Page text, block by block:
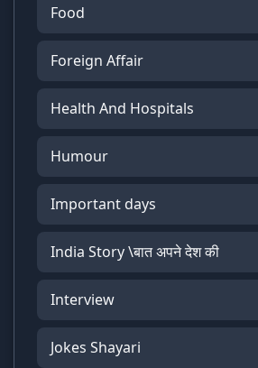
Food
Foreign Affair
Health And Hospitals
Humour
Important days
India Story \बात अपने देश की
Interview
Jokes Shayari